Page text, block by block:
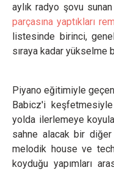
aylık radyo şovu
parçasına yaptıkları
listesinde birinci,
sıraya kadar yükselme
Piyano eğitimiyle geçen
Babicz'i
yolda ilerlemeye
sahne alacak bir diğer
melodik house ve
koyduğu yapımları